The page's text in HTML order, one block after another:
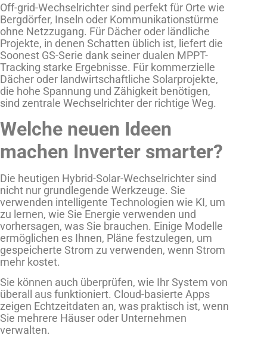
Off-grid-Wechselrichter sind perfekt für Orte wie
Bergdörfer, Inseln oder Kommunikationstürme
ohne Netzzugang. Für Dächer oder ländliche
Projekte, in denen Schatten üblich ist, liefert die
Soonest GS-Serie dank seiner dualen MPPT-
Tracking starke Ergebnisse. Für kommerzielle
Dächer oder landwirtschaftliche Solarprojekte,
die hohe Spannung und Zähigkeit benötigen,
sind zentrale Wechselrichter der richtige Weg.
Welche neuen Ideen
machen Inverter smarter?
Die heutigen Hybrid-Solar-Wechselrichter sind
nicht nur grundlegende Werkzeuge. Sie
verwenden intelligente Technologien wie KI, um
zu lernen, wie Sie Energie verwenden und
vorhersagen, was Sie brauchen. Einige Modelle
ermöglichen es Ihnen, Pläne festzulegen, um
gespeicherte Strom zu verwenden, wenn Strom
mehr kostet.
Sie können auch überprüfen, wie Ihr System von
überall aus funktioniert. Cloud-basierte Apps
zeigen Echtzeitdaten an, was praktisch ist, wenn
Sie mehrere Häuser oder Unternehmen
verwalten.